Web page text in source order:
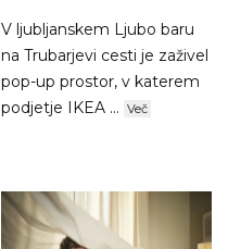
V ljubljanskem Ljubo baru
na Trubarjevi cesti je zaživel
pop-up prostor, v katerem
podjetje IKEA ... Več